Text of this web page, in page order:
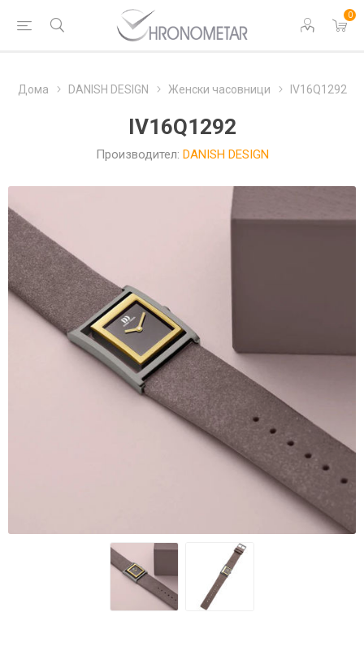
0
Дома DANISH DESIGN Женски часовници IV16Q1292
IV16Q1292
Производител: DANISH DESIGN